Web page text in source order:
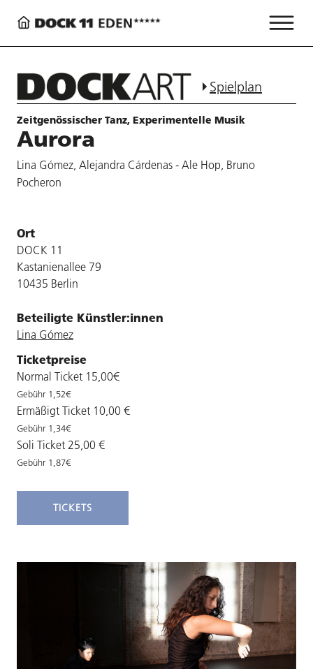
Spielplan
Zeitgenössischer Tanz, Experimentelle Musik
Aurora
Lina Gómez, Alejandra Cárdenas - Ale Hop, Bruno
Pocheron
Ort
DOCK 11
Kastanienallee 79
10435 Berlin
Beteiligte Künstler:innen
Lina Gómez
Ticketpreise
Normal Ticket 15,00€
Gebühr 1,52€
Ermäßigt Ticket 10,00 €
Gebühr 1,34€
Soli Ticket 25,00 €
Gebühr 1,87€
TICKETS